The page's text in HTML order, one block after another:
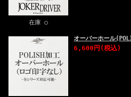
在庫 ○
オーバーホール
6,600円 (税込)